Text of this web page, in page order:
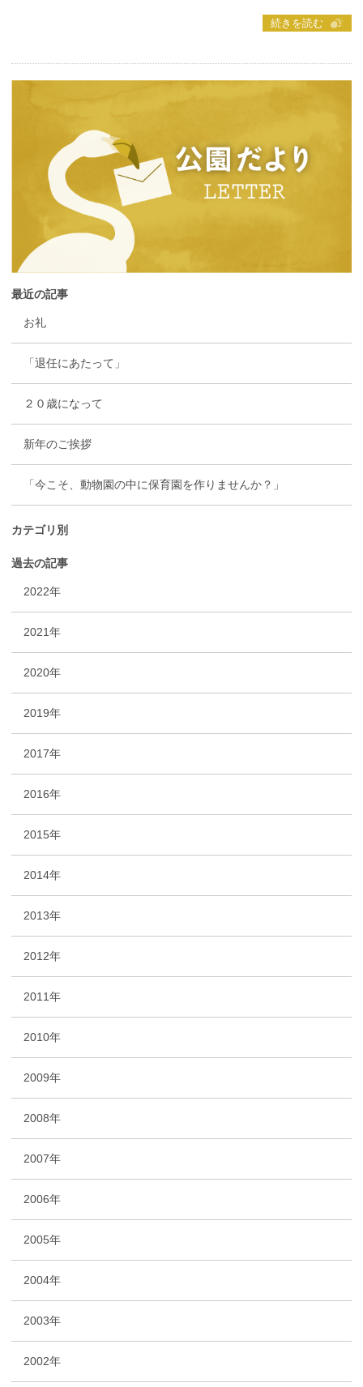
続きを読む
最近の記事
お礼
「退任にあたって」
２０歳になって
新年のご挨拶
「今こそ、動物園の中に保育園を作りませんか？」
カテゴリ別
過去の記事
2022年
2021年
2020年
2019年
2017年
2016年
2015年
2014年
2013年
2012年
2011年
2010年
2009年
2008年
2007年
2006年
2005年
2004年
2003年
2002年